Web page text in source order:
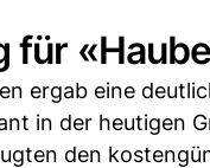
für
ergab eine
in der heutigen
den